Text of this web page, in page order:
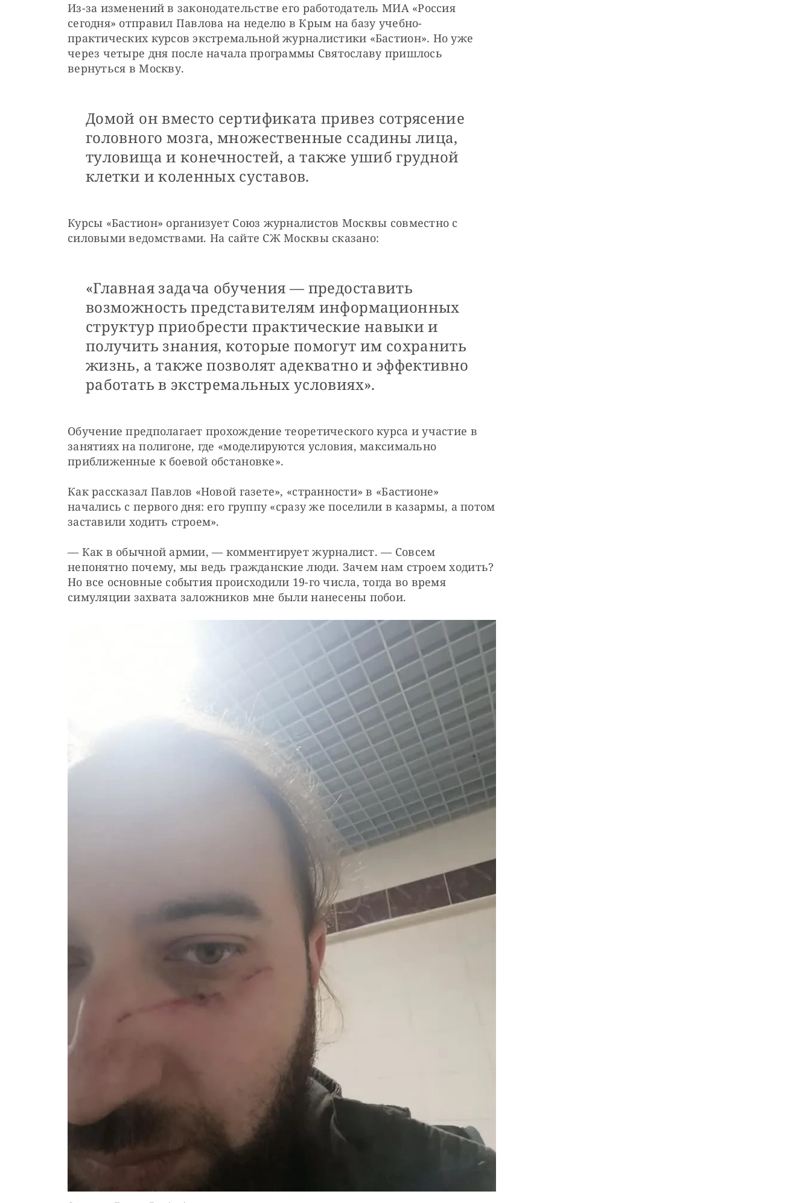
Из-за изменений в законодательстве его работодатель МИА «Россия
сегодня» отправил Павлова на неделю в Крым на базу учебно-
практических курсов экстремальной журналистики «Бастион». Но уже
через четыре дня после начала программы Святославу пришлось
вернуться в Москву.
Домой он вместо сертификата привез сотрясение
головного мозга, множественные ссадины лица,
туловища и конечностей, а также ушиб грудной
клетки и коленных суставов.
Курсы «Бастион» организует Союз журналистов Москвы совместно с
силовыми ведомствами. На сайте СЖ Москвы сказано:
«Главная задача обучения — предоставить
возможность представителям информационных
структур приобрести практические навыки и
получить знания, которые помогут им сохранить
жизнь, а также позволят адекватно и эффективно
работать в экстремальных условиях».
Обучение предполагает прохождение теоретического курса и участие в
занятиях на полигоне, где «моделируются условия, максимально
приближенные к боевой обстановке».
Как рассказал Павлов «Новой газете», «странности» в «Бастионе»
начались с первого дня: его группу «сразу же поселили в казармы, а потом
заставили ходить строем».
— Как в обычной армии, — комментирует журналист. — Совсем
непонятно почему, мы ведь гражданские люди. Зачем нам строем ходить?
Но все основные события происходили 19-го числа, тогда во время
симуляции захвата заложников мне были нанесены побои.